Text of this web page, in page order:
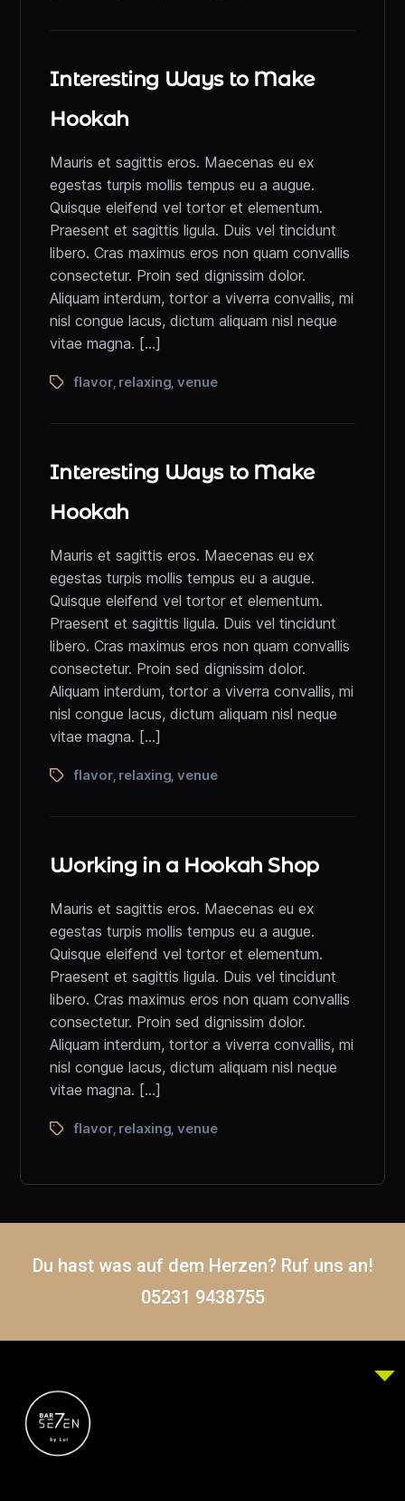
Interesting Ways to Make
Hookah
Mauris et sagittis eros. Maecenas eu ex
egestas turpis mollis tempus eu a augue.
Quisque eleifend vel tortor et elementum.
Praesent et sagittis ligula. Duis vel tincidunt
libero. Cras maximus eros non quam convallis
consectetur. Proin sed dignissim dolor.
Aliquam interdum, tortor a viverra convallis, mi
nisl congue lacus, dictum aliquam nisl neque
vitae magna. […]
flavor, relaxing ,venue
Interesting Ways to Make
Hookah
Mauris et sagittis eros. Maecenas eu ex
egestas turpis mollis tempus eu a augue.
Quisque eleifend vel tortor et elementum.
Praesent et sagittis ligula. Duis vel tincidunt
libero. Cras maximus eros non quam convallis
consectetur. Proin sed dignissim dolor.
Aliquam interdum, tortor a viverra convallis, mi
nisl congue lacus, dictum aliquam nisl neque
vitae magna. […]
flavor, relaxing ,venue
Working in a Hookah Shop
Mauris et sagittis eros. Maecenas eu ex
egestas turpis mollis tempus eu a augue.
Quisque eleifend vel tortor et elementum.
Praesent et sagittis ligula. Duis vel tincidunt
libero. Cras maximus eros non quam convallis
consectetur. Proin sed dignissim dolor.
Aliquam interdum, tortor a viverra convallis, mi
nisl congue lacus, dictum aliquam nisl neque
vitae magna. […]
flavor, relaxing ,venue
Du hast was auf dem Herzen? Ruf uns an!
05231 9438755